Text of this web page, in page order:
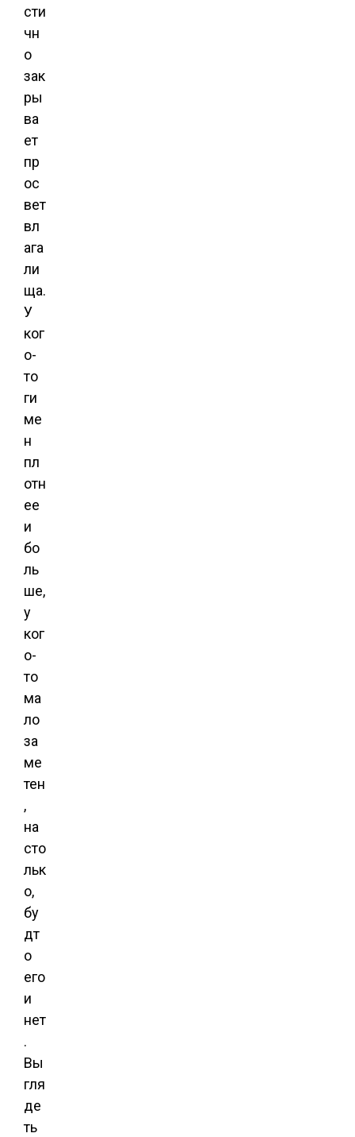
сти
чн
о
зак
ры
ва
ет
пр
ос
вет
вл
ага
ли
ща.
У
ког
о-
то
ги
ме
н
пл
отн
ее
и
бо
ль
ше,
у
ког
о-
то
ма
ло
за
ме
тен
,
на
сто
льк
о,
бу
дт
о
его
и
нет
.
Вы
гля
де
ть